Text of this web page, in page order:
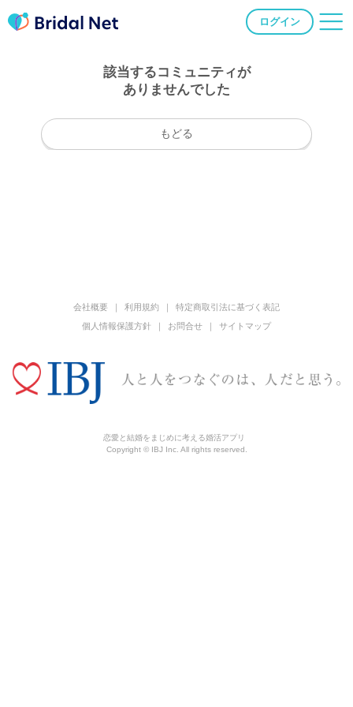
ログイン
該当するコミュニティが
ありませんでした
もどる
会社概要 利用規約
特定商取引法に基づく表記
個人情報保護方針
お問合せ サイトマップ
恋愛と結婚をまじめに考える婚活アプリ
Copyright © IBJ Inc. All rights reserved.